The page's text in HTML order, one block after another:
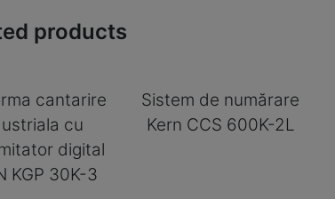
products
cantarire
cu
digital
KGP 30K-3
Sistem de numărare
Kern CCS 600K-2L